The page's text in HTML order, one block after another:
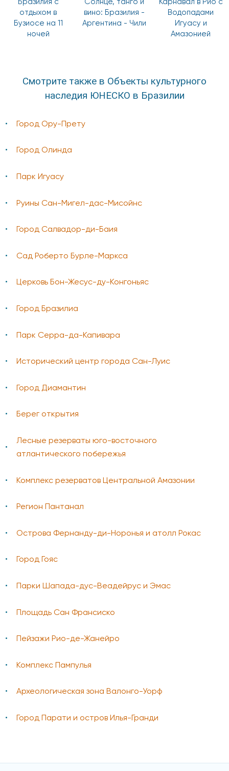
Бразилия с
отдыхом в
Бузиосе на 11
ночей
Солнце, танго и
вино: Бразилия -
Аргентина - Чили
Карнавал в Рио с
Водопадами
Игуасу и
Амазонией
Смотрите также в Объекты культурного
наследия ЮНЕСКО в Бразилии
Город Ору-Прету
Город Олинда
Парк Игуасу
Руины Сан-Мигел-дас-Мисойнс
Город Салвадор-ди-Баия
Сад Роберто Бурле-Маркса
Церковь Бон-Жесус-ду-Конгоньяс
Город Бразилиа
Парк Серра-да-Капивара
Исторический центр города Сан-Луис
Город Диамантин
Берег открытия
Лесные резерваты юго-восточного
атлантического побережья
Комплекс резерватов Центральной Амазонии
Регион Пантанал
Острова Фернанду-ди-Норонья и атолл Рокас
Город Гояс
Парки Шапада-дус-Веадейрус и Эмас
Площадь Сан Франсиско
Пейзажи Рио-де-Жанейро
Комплекс Пампулья
Археологическая зона Валонго-Уорф
Город Парати и остров Илья-Гранди